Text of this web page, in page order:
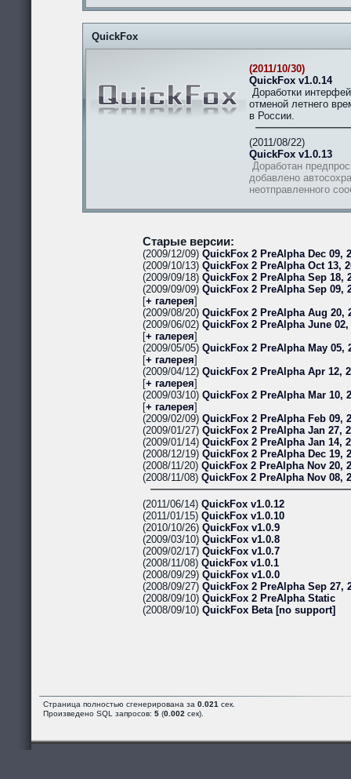
QuickFox
(2011/10/30)
QuickFox v1.0.14
Доработки
отменой летнего
в России.
(2011/08/22)
QuickFox v1.0.13
Доработан
добавлено
неотправленного
Старые версии:
(2009/12/09) QuickFox 2 PreAlpha Dec 09,
(2009/10/13) QuickFox 2 PreAlpha Oct 13,
(2009/09/18) QuickFox 2 PreAlpha Sep 18,
(2009/09/09) QuickFox 2 PreAlpha Sep 09,
[+ галерея]
(2009/08/20) QuickFox 2 PreAlpha Aug 20,
(2009/06/02) QuickFox 2 PreAlpha June 02,
[+ галерея]
(2009/05/05) QuickFox 2 PreAlpha May 05,
[+ галерея]
(2009/04/12) QuickFox 2 PreAlpha Apr 12,
[+ галерея]
(2009/03/10) QuickFox 2 PreAlpha Mar 10,
[+ галерея]
(2009/02/09) QuickFox 2 PreAlpha Feb 09,
(2009/01/27) QuickFox 2 PreAlpha Jan 27,
(2009/01/14) QuickFox 2 PreAlpha Jan 14,
(2008/12/19) QuickFox 2 PreAlpha Dec 19,
(2008/11/20) QuickFox 2 PreAlpha Nov 20,
(2008/11/08) QuickFox 2 PreAlpha Nov 08,
(2011/06/14) QuickFox v1.0.12
(2011/01/15) QuickFox v1.0.10
(2010/10/26) QuickFox v1.0.9
(2009/03/10) QuickFox v1.0.8
(2009/02/17) QuickFox v1.0.7
(2008/11/08) QuickFox v1.0.1
(2008/09/29) QuickFox v1.0.0
(2008/09/27) QuickFox 2 PreAlpha Sep 27,
(2008/09/10) QuickFox 2 PreAlpha Static
(2008/09/10) QuickFox Beta [no support]
Страница полностью сгенерирована за 0.021 сек.
Произведено SQL запросов: 5 (0.002 сек).